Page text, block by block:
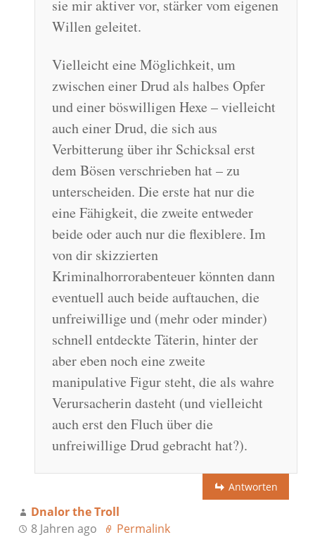
sie mir aktiver vor, stärker vom eigenen
Willen geleitet.
Vielleicht eine Möglichkeit, um
zwischen einer Drud als halbes Opfer
und einer böswilligen Hexe – vielleicht
auch einer Drud, die sich aus
Verbitterung über ihr Schicksal erst
dem Bösen verschrieben hat – zu
unterscheiden. Die erste hat nur die
eine Fähigkeit, die zweite entweder
beide oder auch nur die flexiblere. Im
von dir skizzierten
Kriminalhorrorabenteuer könnten dann
eventuell auch beide auftauchen, die
unfreiwillige und (mehr oder minder)
schnell entdeckte Täterin, hinter der
aber eben noch eine zweite
manipulative Figur steht, die als wahre
Verursacherin dasteht (und vielleicht
auch erst den Fluch über die
unfreiwillige Drud gebracht hat?).
Antworten
Dnalor the Troll
8 Jahren ago
Permalink